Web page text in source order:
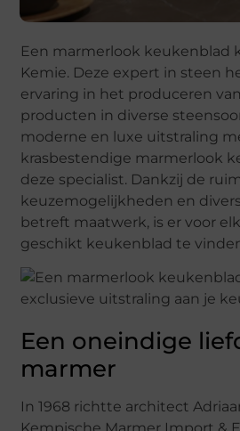
Een marmerlook keukenblad
Kemie. Deze expert in steen
ervaring in het produceren
producten in diverse
moderne en luxe uitstraling
krasbestendige marmerlook
deze specialist. Dankzij de
keuzemogelijkheden en
betreft maatwerk, is er voor
geschikt keukenblad te
Een oneindige
marmer
In 1968 richtte architect